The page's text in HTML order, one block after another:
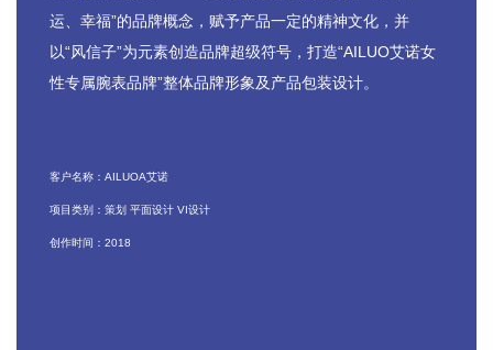
运、幸福”的品牌概念，赋予产品一定的精神文化， 并
以“风信子”为元素创造品牌超级符号，打造“AILUO艾诺女
性专属腕表品牌”整体品牌形象及产品包装设计。
客户名称：AILUOA艾诺
项目类别：策划 平面设计 VI设计
创作时间：2018